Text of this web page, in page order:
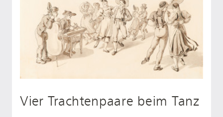
Vier Trachtenpaare beim Tanz